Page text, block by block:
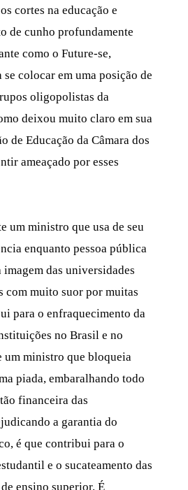
cortes na educação e
de cunho profundamente
como o Future-se,
colocar em uma posição de
oligopolistas da
deixou muito claro em sua
de Educação da Câmara dos
ameaçado por esses
um ministro que usa de seu
enquanto pessoa pública
das universidades
com muito suor por muitas
para o enfraquecimento da
no Brasil e no
um ministro que bloqueia
piada, embaralhando todo
financeira das
a garantia do
é que contribui para o
e o sucateamento das
ensino superior. É